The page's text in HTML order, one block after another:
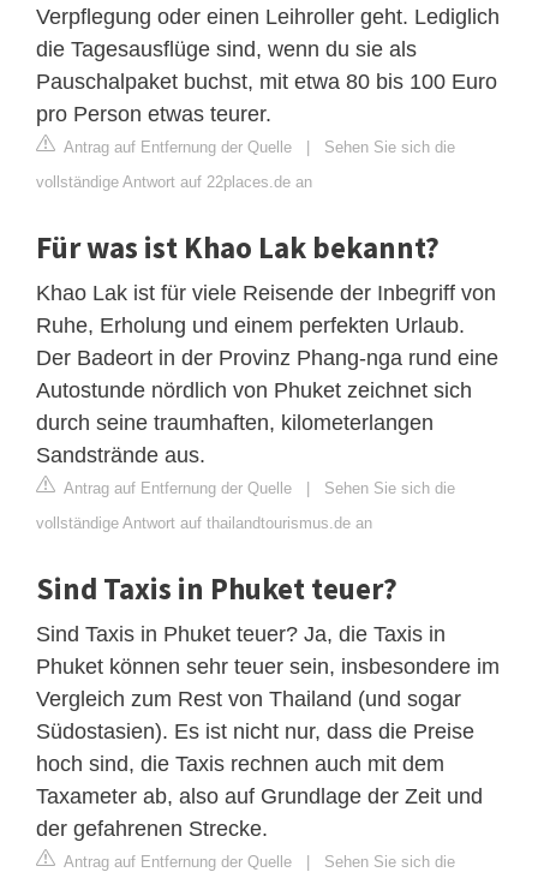
Verpflegung oder einen Leihroller geht. Lediglich
die Tagesausflüge sind, wenn du sie als
Pauschalpaket buchst, mit etwa 80 bis 100 Euro
pro Person etwas teurer.
Antrag auf Entfernung der Quelle | Sehen Sie sich die
vollständige Antwort auf 22places.de an
Für was ist Khao Lak bekannt?
Khao Lak ist für viele Reisende der Inbegriff von
Ruhe, Erholung und einem perfekten Urlaub.
Der Badeort in der Provinz Phang-nga rund eine
Autostunde nördlich von Phuket zeichnet sich
durch seine traumhaften, kilometerlangen
Sandstrände aus.
Antrag auf Entfernung der Quelle | Sehen Sie sich die
vollständige Antwort auf thailandtourismus.de an
Sind Taxis in Phuket teuer?
Sind Taxis in Phuket teuer? Ja, die Taxis in
Phuket können sehr teuer sein, insbesondere im
Vergleich zum Rest von Thailand (und sogar
Südostasien). Es ist nicht nur, dass die Preise
hoch sind, die Taxis rechnen auch mit dem
Taxameter ab, also auf Grundlage der Zeit und
der gefahrenen Strecke.
Antrag auf Entfernung der Quelle | Sehen Sie sich die